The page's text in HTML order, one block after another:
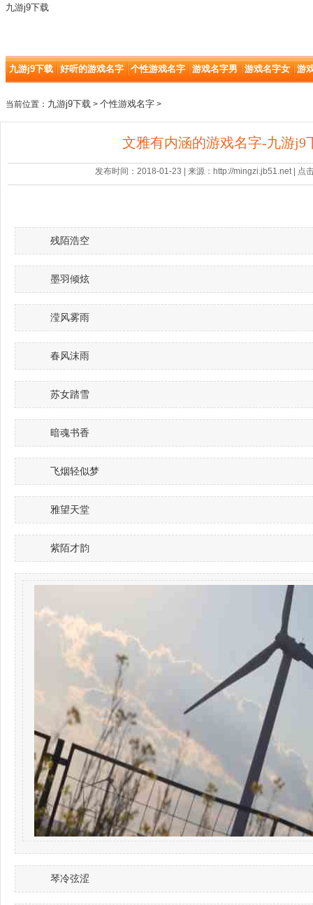
九游j9下载
九游j9下载 好听的游戏名字 个性游戏名字 游戏名字男 游戏名字女 游
当前位置： 九游j9下载 > 个性游戏名字 >
文雅有内涵的游戏名字-九游j9
发布时间：2018-01-23 | 来源：http://mingzi.jb51.net | 点
残陌浩空
墨羽倾炫
滢风雾雨
春风沫雨
苏女踏雪
暗魂书香
飞烟轻似梦
雅望天堂
紫陌才韵
琴冷弦涩